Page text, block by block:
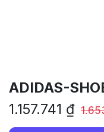
ADIDAS-
1.157.741 ₫